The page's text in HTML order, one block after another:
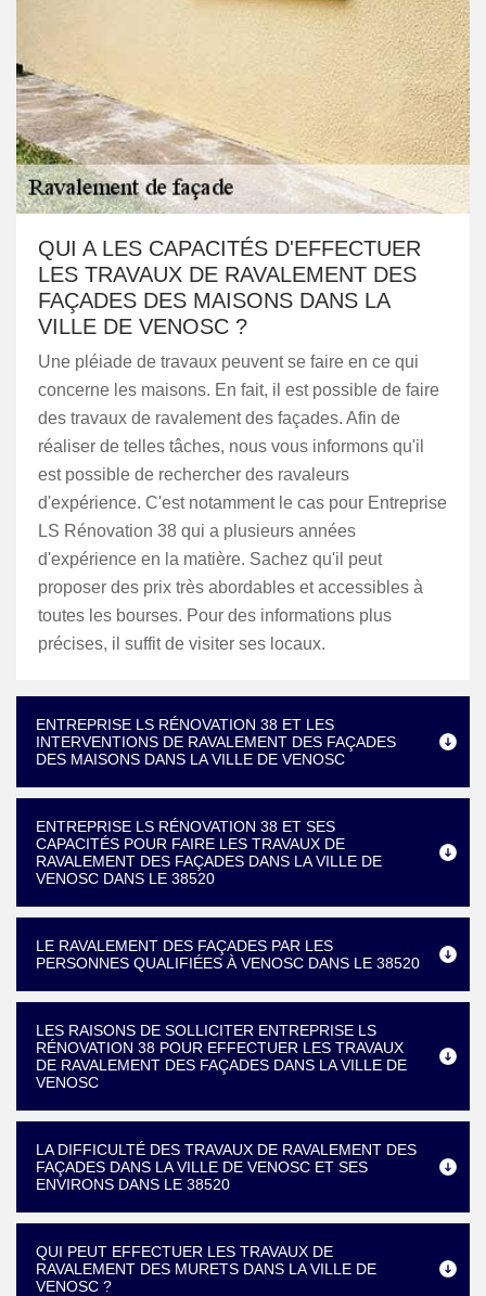
QUI A LES CAPACITÉS D'EFFECTUER
LES TRAVAUX DE RAVALEMENT DES
FAÇADES DES MAISONS DANS LA
VILLE DE VENOSC ?
Une pléiade de travaux peuvent se faire en ce qui
concerne les maisons. En fait, il est possible de faire
des travaux de ravalement des façades. Afin de
réaliser de telles tâches, nous vous informons qu'il
est possible de rechercher des ravaleurs
d'expérience. C'est notamment le cas pour Entreprise
LS Rénovation 38 qui a plusieurs années
d'expérience en la matière. Sachez qu'il peut
proposer des prix très abordables et accessibles à
toutes les bourses. Pour des informations plus
précises, il suffit de visiter ses locaux.
ENTREPRISE LS RÉNOVATION 38 ET LES
INTERVENTIONS DE RAVALEMENT DES FAÇADES
DES MAISONS DANS LA VILLE DE VENOSC
ENTREPRISE LS RÉNOVATION 38 ET SES
CAPACITÉS POUR FAIRE LES TRAVAUX DE
RAVALEMENT DES FAÇADES DANS LA VILLE DE
VENOSC DANS LE 38520
LE RAVALEMENT DES FAÇADES PAR LES
PERSONNES QUALIFIÉES À VENOSC DANS LE 38520
LES RAISONS DE SOLLICITER ENTREPRISE LS
RÉNOVATION 38 POUR EFFECTUER LES TRAVAUX
DE RAVALEMENT DES FAÇADES DANS LA VILLE DE
VENOSC
LA DIFFICULTÉ DES TRAVAUX DE RAVALEMENT DES
FAÇADES DANS LA VILLE DE VENOSC ET SES
ENVIRONS DANS LE 38520
QUI PEUT EFFECTUER LES TRAVAUX DE
RAVALEMENT DES MURETS DANS LA VILLE DE
VENOSC ?